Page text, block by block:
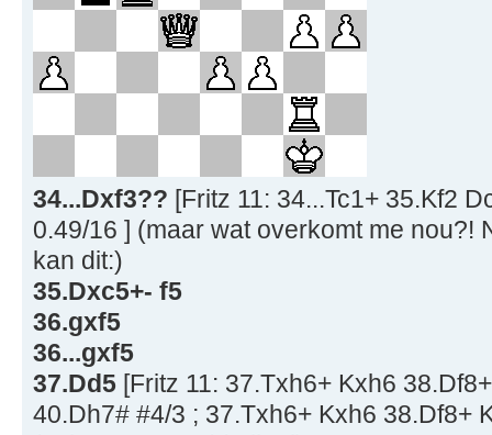
34...Dxf3?? [Fritz 11: 34...Tc1+ 35.Kf2
0.49/16 ] (maar wat overkomt me nou?!
kan dit:)
35.Dxc5+- f5
36.gxf5
36...gxf5
37.Dd5 [Fritz 11: 37.Txh6+ Kxh6
40.Dh7# #4/3 ; 37.Txh6+ Kxh6 38.Df8+